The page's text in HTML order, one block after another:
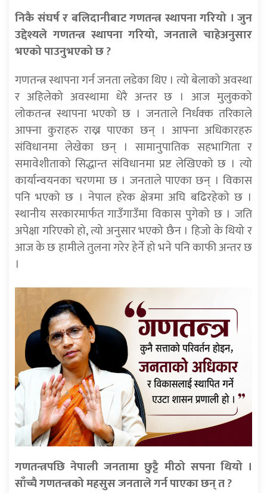
निकै संघर्ष र बलिदानीबाट गणतन्त्र स्थापना गरियो । जुन
उद्देश्यले गणतन्त्र स्थापना गरियो, जनताले चाहेअनुसार
भएको पाउनुभएको छ ?
गणतन्त्र स्थापना गर्न जनता लडेका थिए । त्यो बेलाको अवस्था
र अहिलेको अवस्थामा धेरै अन्तर छ । आज मुलुकको
लोकतन्त्र स्थापना भएको छ । जनताले निर्धक्क तरिकाले
आफ्ना कुराहरु राख्न पाएका छन् । आफ्ना अधिकारहरु
संविधानमा लेखेका छन् । सामानुपातिक सहभागिता र
समावेशीताको सिद्धान्त संविधानमा प्रष्ट लेखिएको छ । त्यो
कार्यान्वयनका चरणमा छ । जनताले पाएका छन् । विकास
पनि भएको छ । नेपाल हरेक क्षेत्रमा अघि बढिरहेको छ ।
स्थानीय सरकारमार्फत गाउँगाउँमा विकास पुगेको छ । जति
अपेक्षा गरिएको हो, त्यो अनुसार भएको छैन । हिजो के थियो र
आज के छ हामीले तुलना गरेर हेर्ने हो भने पनि काफी अन्तर छ
।
गणतन्त्रपछि नेपाली जनतामा छुट्टै मीठो सपना थियो ।
साँच्चै गणतन्त्रको महसुस जनताले गर्न पाएका छन् त ?